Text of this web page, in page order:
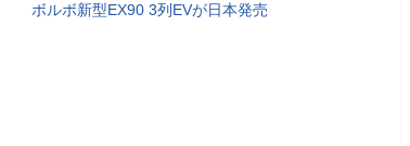
ボルボ新型EX90 3列EVが日本発売